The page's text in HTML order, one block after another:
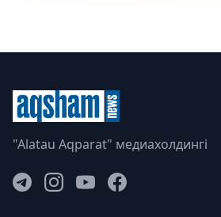
"Alatau Aqparat" медиахолдингі